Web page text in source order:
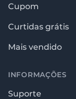
Cupom
Curtidas grátis
Mais vendido
INFORMAÇÕES
Suporte